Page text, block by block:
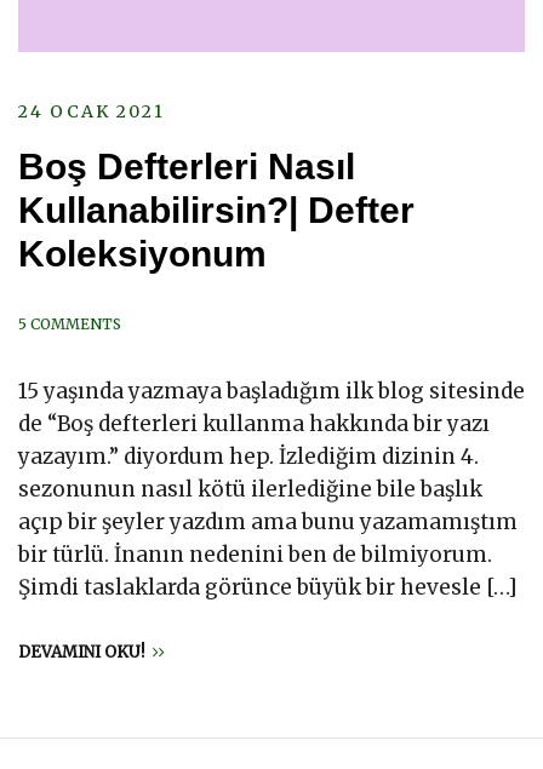
24 OCAK 2021
Boş Defterleri Nasıl
Kullanabilirsin?| Defter
Koleksiyonum
5 COMMENTS
15 yaşında yazmaya başladığım ilk blog sitesinde
de “Boş defterleri kullanma hakkında bir yazı
yazayım.” diyordum hep. İzlediğim dizinin 4.
sezonunun nasıl kötü ilerlediğine bile başlık
açıp bir şeyler yazdım ama bunu yazamamıştım
bir türlü. İnanın nedenini ben de bilmiyorum.
Şimdi taslaklarda görünce büyük bir hevesle […]
DEVAMINI OKU!